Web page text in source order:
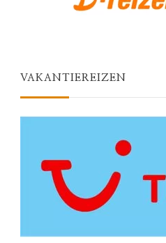
VAKANTIEREIZEN